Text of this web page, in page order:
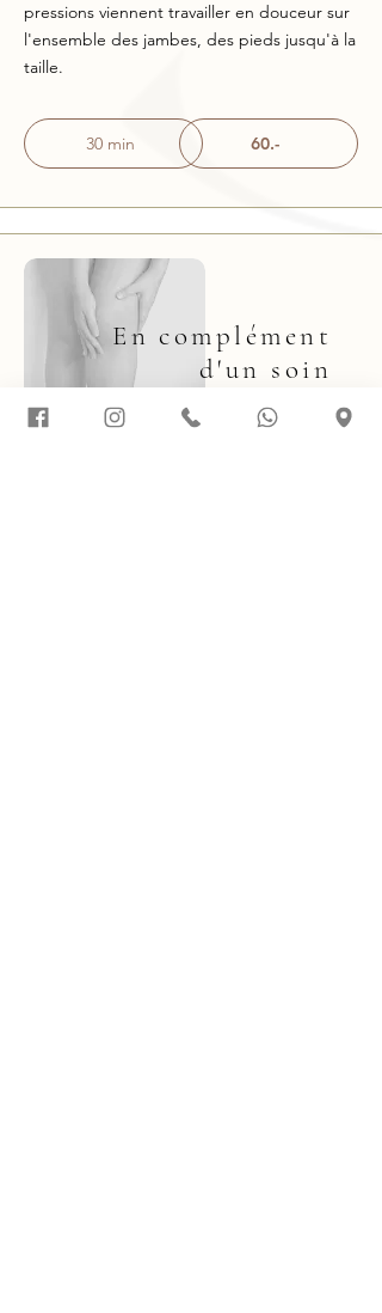
pressions viennent travailler en douceur sur
l'ensemble des jambes, des pieds jusqu'à la
taille.
30 min 60.-
En complément
d'un soin